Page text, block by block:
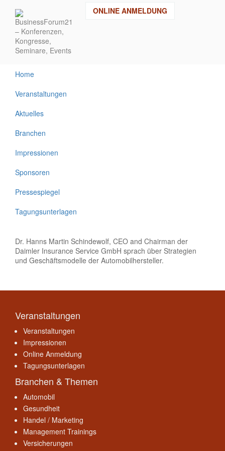
Inhalt
ONLINE ANMELDUNG
Home
Veranstaltungen
Aktuelles
Branchen
Impressionen
Sponsoren
Pressespiegel
Tagungsunterlagen
Dr. Hanns Martin Schindewolf, CEO and Chairman der
Daimler Insurance Service GmbH sprach über Strategien
und Geschäftsmodelle der Automobilhersteller.
Veranstaltungen
Veranstaltungen
Impressionen
Online Anmeldung
Tagungsunterlagen
Branchen & Themen
Automobil
Gesundheit
Handel / Marketing
Management Trainings
Versicherungen